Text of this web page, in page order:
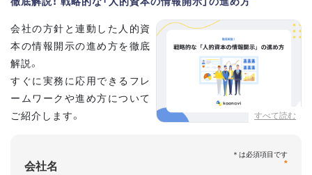
すべて読む
会社の方針と連動した人的資
本の情報開示の進め方を徹底
解説。
すぐに実務に応用できるフレ
ームワークや進め方について
ご紹介します。
*
会社名